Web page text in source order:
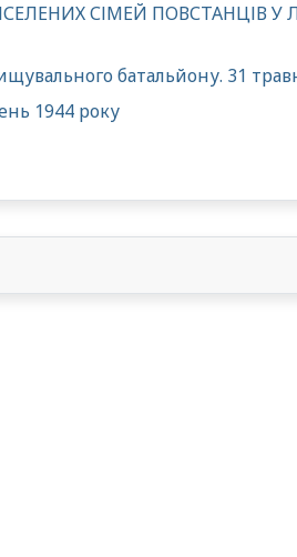
СІМЕЙ ПОВСТАНЦІВ У
батальйону. 31
1944 року